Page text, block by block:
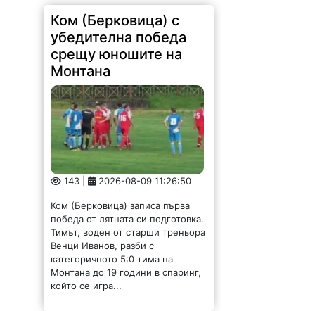
Ком (Берковица) с
убедителна победа
срещу юношите на
Монтана
2026-08-09 11:26:50
победа от лятната си подготовка.
Тимът, воден от старши треньора
Венци Иванов, разби с
категоричното 5:0 тима на
Монтана до 19 години в спаринг,
който се игра...